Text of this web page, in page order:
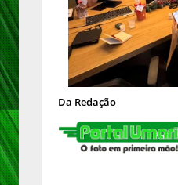
Da Redação